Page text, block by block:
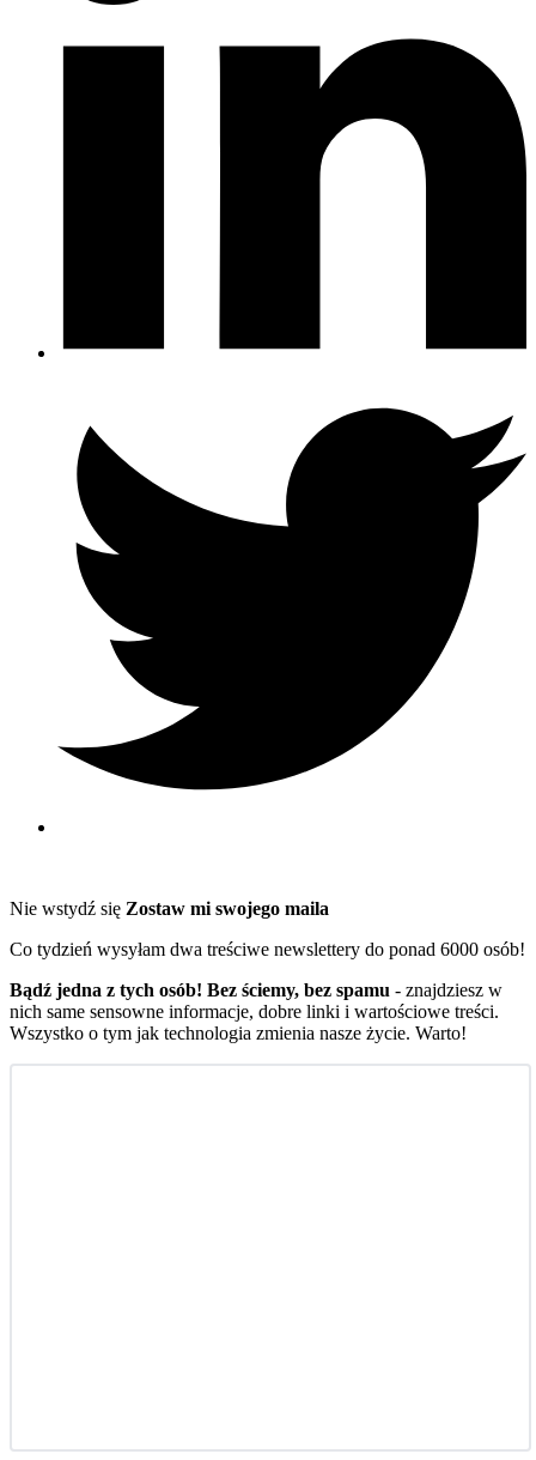
Nie wstydź się Zostaw mi swojego maila
Co tydzień wysyłam dwa treściwe newslettery do ponad 6000 osób!
Bądź jedna z tych osób! Bez ściemy, bez spamu - znajdziesz w
nich same sensowne informacje, dobre linki i wartościowe treści.
Wszystko o tym jak technologia zmienia nasze życie. Warto!